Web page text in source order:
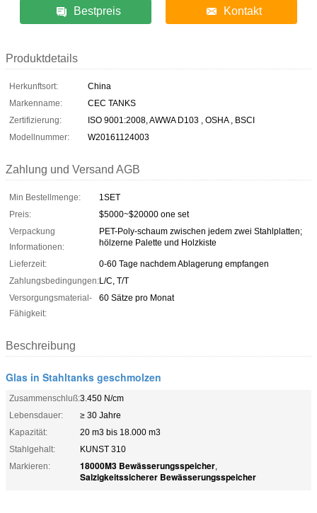
Bestpreis Kontakt
Produktdetails
Herkunftsort:
China
Markenname:
CEC TANKS
Zertifizierung:
ISO 9001:2008, AWWA D103 , OSHA , BSCI
Modellnummer:
W20161124003
Zahlung und Versand AGB
Min Bestellmenge:
1SET
Preis:
$5000~$20000 one set
Verpackung
Informationen:
PET-Poly-schaum zwischen jedem zwei Stahlplatten;
hölzerne Palette und Holzkiste
Lieferzeit:
0-60 Tage nachdem Ablagerung empfangen
Zahlungsbedingungen:L/C, T/T
Versorgungsmaterial-
Fähigkeit:
60 Sätze pro Monat
Beschreibung
Glas in Stahltanks geschmolzen
Zusammenschluß:3.450 N/cm
Lebensdauer:
≥ 30 Jahre
Kapazität:
20 m3 bis 18.000 m3
Stahlgehalt:
KUNST 310
Markieren:
18000M3 Bewässerungsspeicher,
Salzigkeitssicherer Bewässerungsspeicher